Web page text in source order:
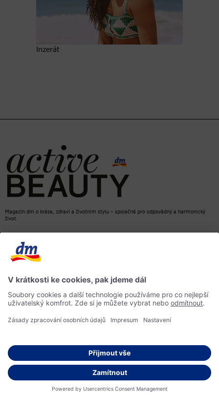
Inzerát
Magazín dm o kráse, zdraví a životním stylu – společně pro odpovědný a harmonický
život.
Směrnice pro umělou inteligenci
© 2026 dm drogerie markt s.r.o.